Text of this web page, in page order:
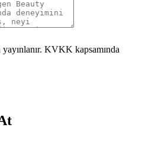
KVKK kapsamında